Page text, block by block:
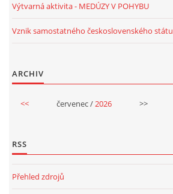
Výtvarná aktivita - MEDÚZY V POHYBU
Vznik samostatného československého státu
ARCHIV
<< červenec /2026 >>
RSS
Přehled zdrojů